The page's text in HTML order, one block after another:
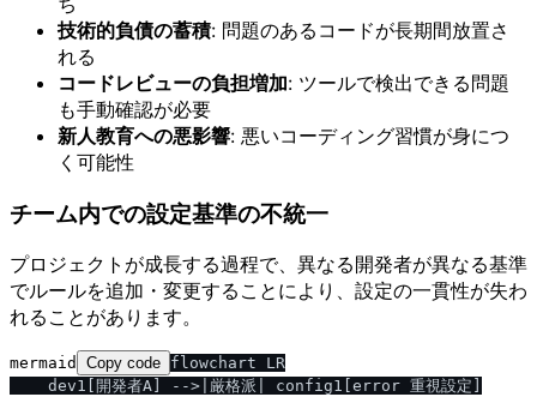
技術的負債の蓄積: 問題のあるコードが長期間放置さ
れる
コードレビューの負担増加: ツールで検出できる問題
も手動確認が必要
新人教育への悪影響: 悪いコーディング習慣が身につ
く可能性
チーム内での設定基準の不統一
プロジェクトが成長する過程で、異なる開発者が異なる基準
でルールを追加・変更することにより、設定の一貫性が失わ
れることがあります。
mermaid Copy code flowchart LR
    dev1[開発者A] -->|厳格派| config1[error 重視設定]